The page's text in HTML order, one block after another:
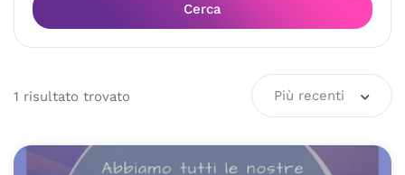
Cerca
1 risultato trovato Più recenti